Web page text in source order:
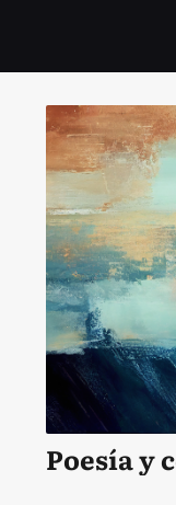
Poesía y